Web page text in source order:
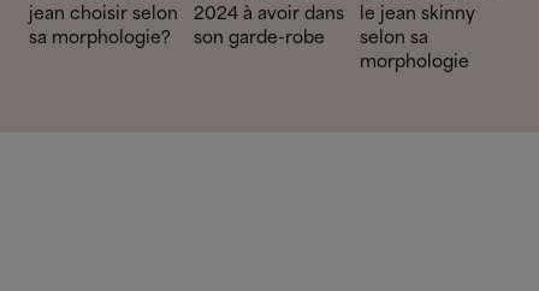
jean choisir selon
sa morphologie?
2024 à avoir dans
son garde-robe
le jean skinny
selon sa
morphologie